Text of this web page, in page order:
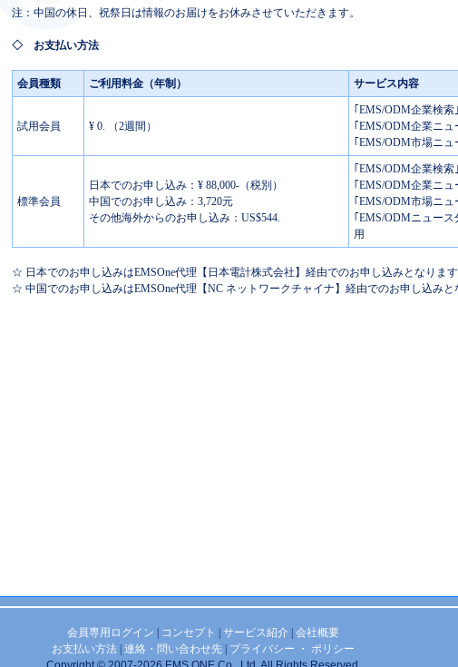
注：中国の休日、祝祭日は情報のお届けをお休みさせていただきます。
◇ お支払い方法
会員種類 ご利用料金（年制） サービス内容
試用会員 ¥ 0. （2週間）
｢EMS/ODM企業検索
｢EMS/ODM企業ニュ
｢EMS/ODM市場ニュ
標準会員
日本でのお申し込み：¥ 88,000-（税別）
中国でのお申し込み：3,720元
その他海外からのお申し込み：US$544.
｢EMS/ODM企業検索
｢EMS/ODM企業ニュ
｢EMS/ODM市場ニュ
｢EMS/ODMニュー
用
☆ 日本でのお申し込みはEMSOne代理【日本電計株式会社】経由でのお申し込みとなります
☆ 中国でのお申し込みはEMSOne代理【NC ネットワークチャイナ】経由でのお申し込みと